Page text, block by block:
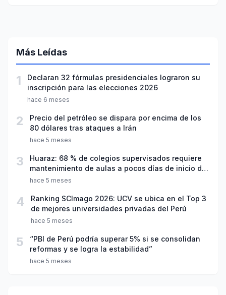
Más Leídas
1
Declaran 32 fórmulas presidenciales lograron su
inscripción para las elecciones 2026
hace 6 meses
2
Precio del petróleo se dispara por encima de los
80 dólares tras ataques a Irán
hace 5 meses
3
Huaraz: 68 % de colegios supervisados requiere
mantenimiento de aulas a pocos días de inicio del
año escolar 2026
hace 5 meses
4
Ranking SCImago 2026: UCV se ubica en el Top 3
de mejores universidades privadas del Perú
hace 5 meses
5
“PBI de Perú podría superar 5% si se consolidan
reformas y se logra la estabilidad”
hace 5 meses